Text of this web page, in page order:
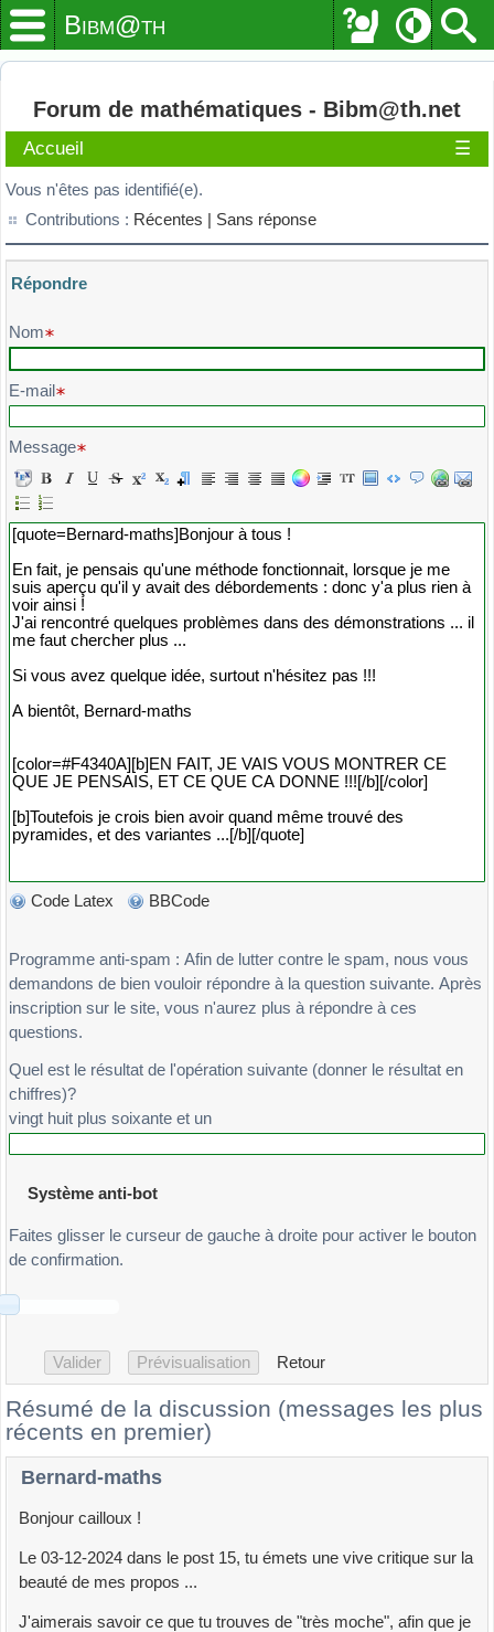
Bibm@th
Forum de mathématiques - Bibm@th.net
Accueil ☰
Vous n'êtes pas identifié(e).
Contributions : Récentes | Sans réponse
Répondre
Veuillez composer votre message et l'envoyer
Nom
E-mail
Message
Code Latex BBCode
Programme anti-spam : Afin de lutter contre le spam, nous vous
demandons de bien vouloir répondre à la question suivante. Après
inscription sur le site, vous n'aurez plus à répondre à ces
questions.
Quel est le résultat de l'opération suivante (donner le résultat en
chiffres)?
vingt huit plus soixante et un
Système anti-bot
Faites glisser le curseur de gauche à droite pour activer le bouton
de confirmation.
Retour
Résumé de la discussion (messages les plus
récents en premier)
Bernard-maths
Bonjour cailloux !
Le 03-12-2024 dans le post 15, tu émets une vive critique sur la
beauté de mes propos ...
J'aimerais savoir ce que tu trouves de "très moche", afin que je